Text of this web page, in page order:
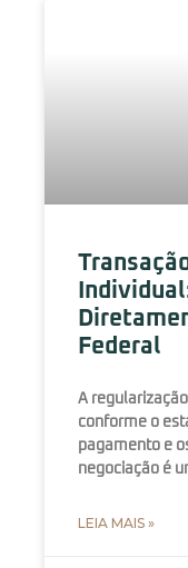
Federal
A
conforme o
pagamento e
negociação é
LEIA MAIS »